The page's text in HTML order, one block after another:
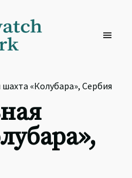
шахта «Колубара», Сербия